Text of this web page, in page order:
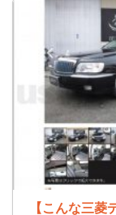
【こんな三